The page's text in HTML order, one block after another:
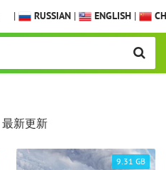
| RUSSIAN | ENGLISH |
最新更新
9.31 GB